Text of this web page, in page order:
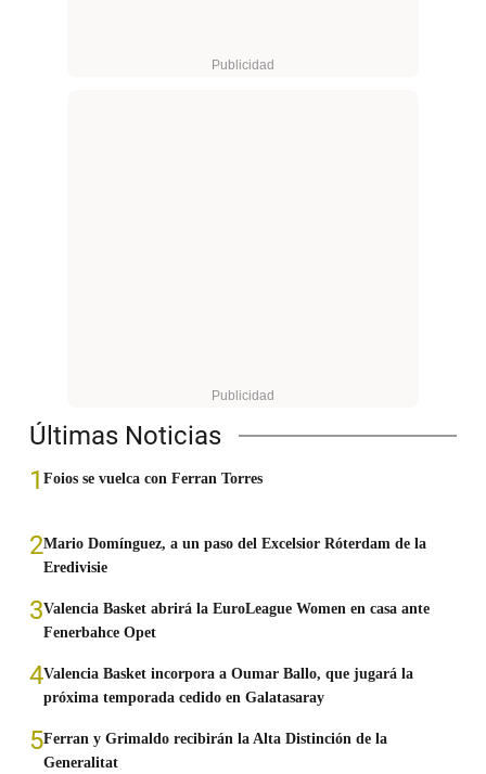
Últimas Noticias
1Foios se vuelca con Ferran Torres
2Mario Domínguez, a un paso del Excelsior Róterdam de la
Eredivisie
3Valencia Basket abrirá la EuroLeague Women en casa ante
Fenerbahce Opet
4Valencia Basket incorpora a Oumar Ballo, que jugará la
próxima temporada cedido en Galatasaray
5Ferran y Grimaldo recibirán la Alta Distinción de la
Generalitat